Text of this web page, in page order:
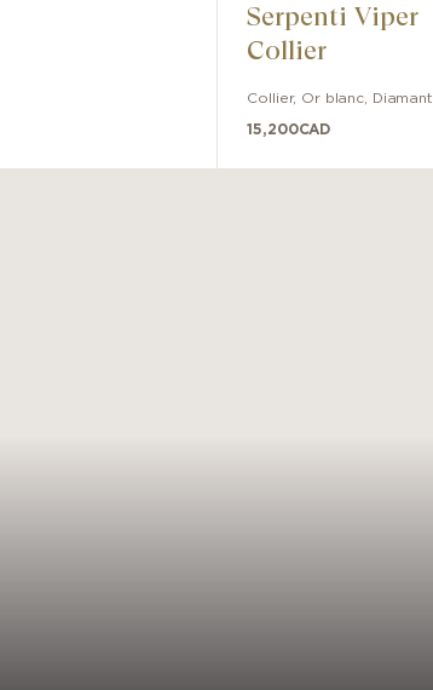
Serpenti Viper
Collier
Collier, Or blanc Diamant
15,200CAD